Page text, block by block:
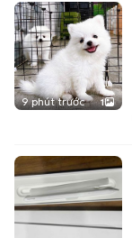
9 phút trước 1